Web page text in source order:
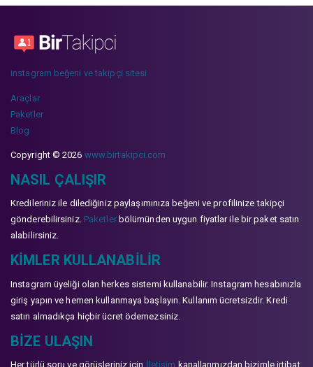
instagram beğeni ve takipçi sitesi
Araçlar
Paketler
Blog
Copyright © 2026 www.birtakipci.com
NASIL ÇALIŞIR
Kredileriniz ile dilediğiniz paylaşımınıza beğeni ve profilinize takipçi
gönderebilirsiniz. Paketlerbölümünden uygun fiyatlar ile bir paket satın
alabilirsiniz.
KIMLER KULLANABILIR
Instagram üyeliği olan herkes sistemi kullanabilir. Instagram hesabınızla
giriş yapın ve hemen kullanmaya başlayın. Kullanım ücretsizdir. Kredi
satın almadıkça hiçbir ücret ödemezsiniz.
BIZE ULAŞIN
Her türlü soru ve görüşleriniz için İletişim kanallarımızdan bizimle irtibat